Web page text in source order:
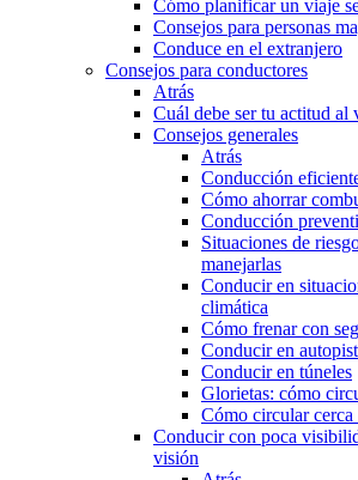
Cómo planificar un viaje
Consejos para personas
Conduce en el extranjero
Consejos para conductores
Atrás
Cuál debe ser tu actitud al
Consejos generales
Atrás
Conducción
Cómo ahorrar
Conducción
Situaciones de
manejarlas
Conducir en
climática
Cómo frenar con
Conducir en
Conducir en túneles
Glorietas: cómo
Cómo circular cerca
Conducir con poca
visión